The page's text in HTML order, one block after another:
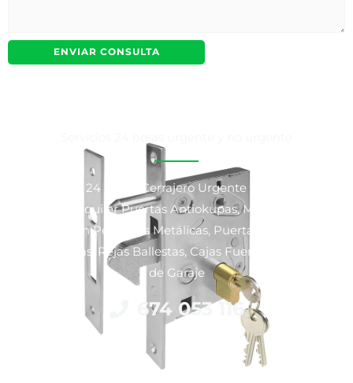
Cerrajeros 24 horas, Cerrajero Urgente y No Urgente,
Venta y Alquiler Puertas Antiokupas, Motorización y
Reparación Persianas Metálicas, Puertas Blindadas y
Acorazadas, Rejas Ballestas, Cajas Fuertes y Puertas
de Garaje
674 053 116